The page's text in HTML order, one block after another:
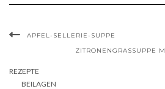
APFEL-SELLERIE-SUPPE
ZITRONENGRASSUPPE
REZEPTE
BEILAGEN